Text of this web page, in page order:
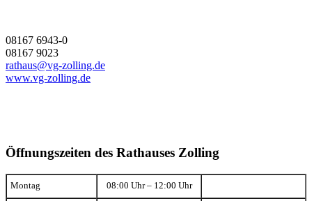
08167 6943-0
08167 9023
rathaus@vg-zolling.de
www.vg-zolling.de
Öffnungszeiten des Rathauses Zolling
Montag 08:00 Uhr – 12:00 Uhr